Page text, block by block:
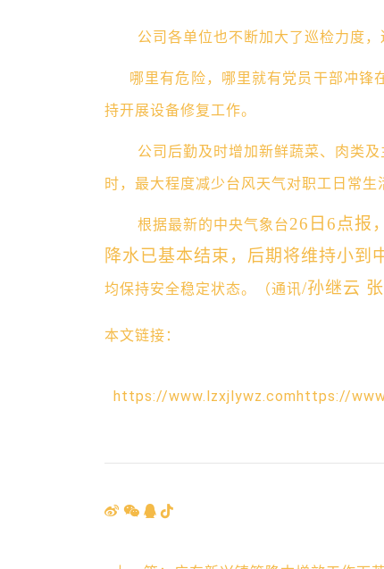
公司各单位也不断加大了巡检力度
哪里有危险，哪里就有党员干部冲锋
持开展设备修复工作。
公司后勤及时增加新鲜蔬菜、肉类
时，最大程度减少台风天气对职工日常生
根据最新的中央气象台26日6点报
降水已基本结束，后期将维持小到
均保持安全稳定状态。（通讯/孙继云
本文链接：
https://www.lzxjlywz.comhttps://